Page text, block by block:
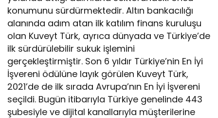
konumunu sürdürmektedir. Altın bankacılığı
alanında adım atan ilk katılım finans kuruluşu
olan Kuveyt Türk, ayrıca dünyada ve Türkiye’de
ilk sürdürülebilir sukuk işlemini
gerçekleştirmiştir. Son 6 yıldır Türkiye’nin En İyi
İşvereni ödülüne layık görülen Kuveyt Türk,
2021’de de ilk sırada Avrupa’nın En İyi İşvereni
seçildi. Bugün itibarıyla Türkiye genelinde 443
şubesiyle ve dijital kanallarıyla müşterilerine